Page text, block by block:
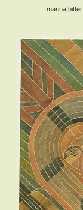
marina bitter